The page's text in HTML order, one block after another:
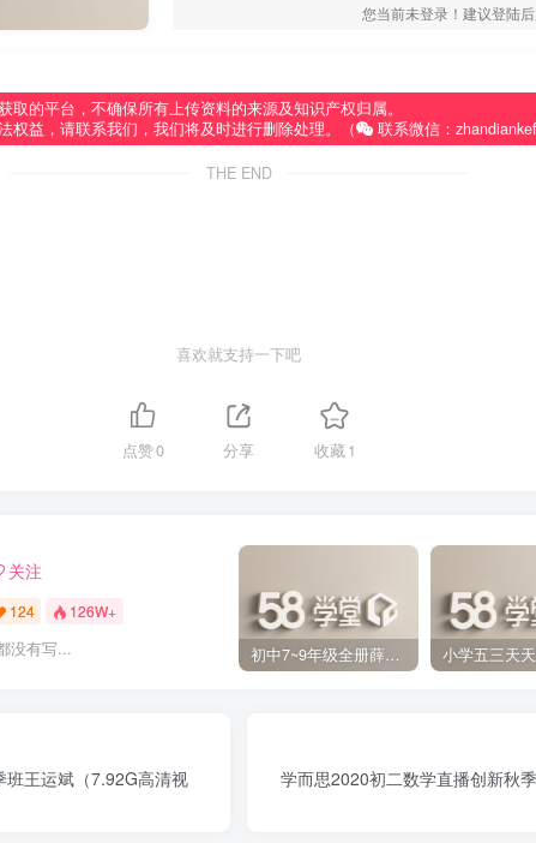
您当前未登录！建议登陆
取的平台，不确保所有上传资料的来源及知识产权归属。
权益，请联系我们，我们将及时进行删除处理。（
联系微信：
THE END
喜欢就支持一下吧
点赞0 分享 收藏1
关注
124 126W+
没有写... 初中7~9年级全册薛金星中学教材全解PDF 百度网盘分享下载
王运斌（7.92G高清视
学而思2020初二数学直播创新秋